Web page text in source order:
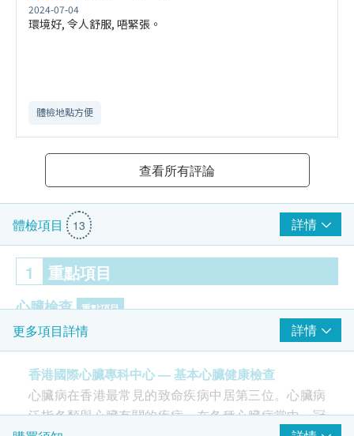
2024-07-04
環境好, 令人舒服, 唔緊張。
體檢地點方便
查看所有評論
體檢項目 13 詳情
1 重點項目
心臟檢查 重點項目
靜態心電圖
血脂 重點項目
總膽固醇
更多項目詳情 詳情
香港國際心臟專科中心 — 基本心臟健康檢查
心臟病在香港最常見的致命疾病中居第三位。心臟病
泛指各類與心臟有關的疾病，在各種心臟病當中，冠